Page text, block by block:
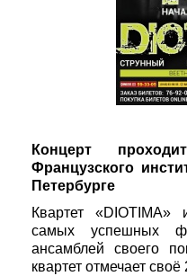
Концерт
Французского
Петербурге
Квартет «DIOTIMA»
самых успешных
ансамблей своего
квартет отмечает своё